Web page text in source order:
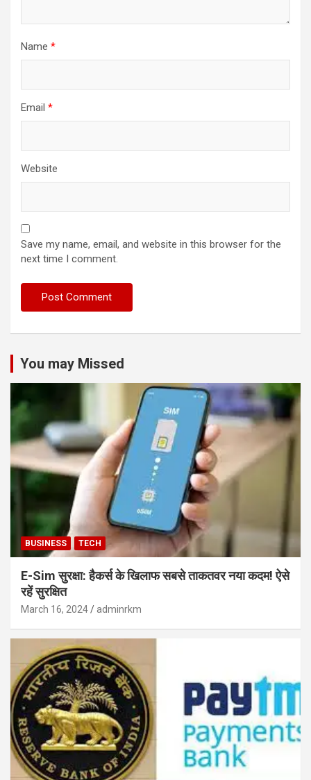
Name *
Email *
Website
Save my name, email, and website in this browser for the
next time I comment.
You may Missed
BUSINESS TECH
E-Sim सुरक्षा: हैकर्स के खिलाफ सबसे ताकतवर नया कदम! ऐसे
रहें सुरक्षित
March 16, 2024 adminrkm